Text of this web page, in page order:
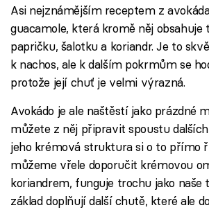
Asi nejznámějším receptem z
guacamole, která kromě něj obsahuje
papričku, šalotku a koriandr. Je to
k nachos, ale k dalším pokrmům se
protože její chuť je velmi výrazná.
Avokádo je ale naštěstí jako prázdné
můžete z něj připravit spoustu
jeho krémová struktura si o to přímo
můžeme vřele doporučit krémovou
koriandrem, funguje trochu jako naše
základ doplňují další chutě, které ale